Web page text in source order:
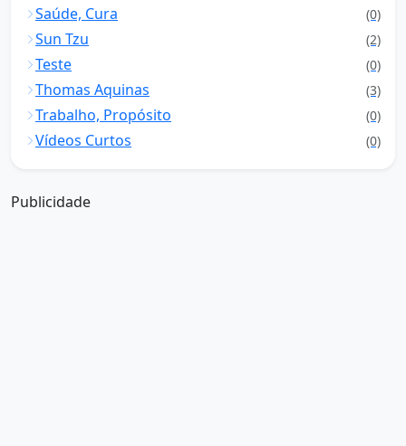
Saúde, Cura (0)
Sun Tzu (2)
Teste (0)
Thomas Aquinas (3)
Trabalho, Propósito (0)
Vídeos Curtos (0)
Publicidade